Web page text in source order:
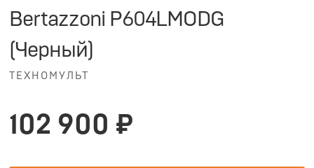
Bertazzoni P604LMODG
(Черный)
ТЕХНОМУЛЬТ
102 900 ₽